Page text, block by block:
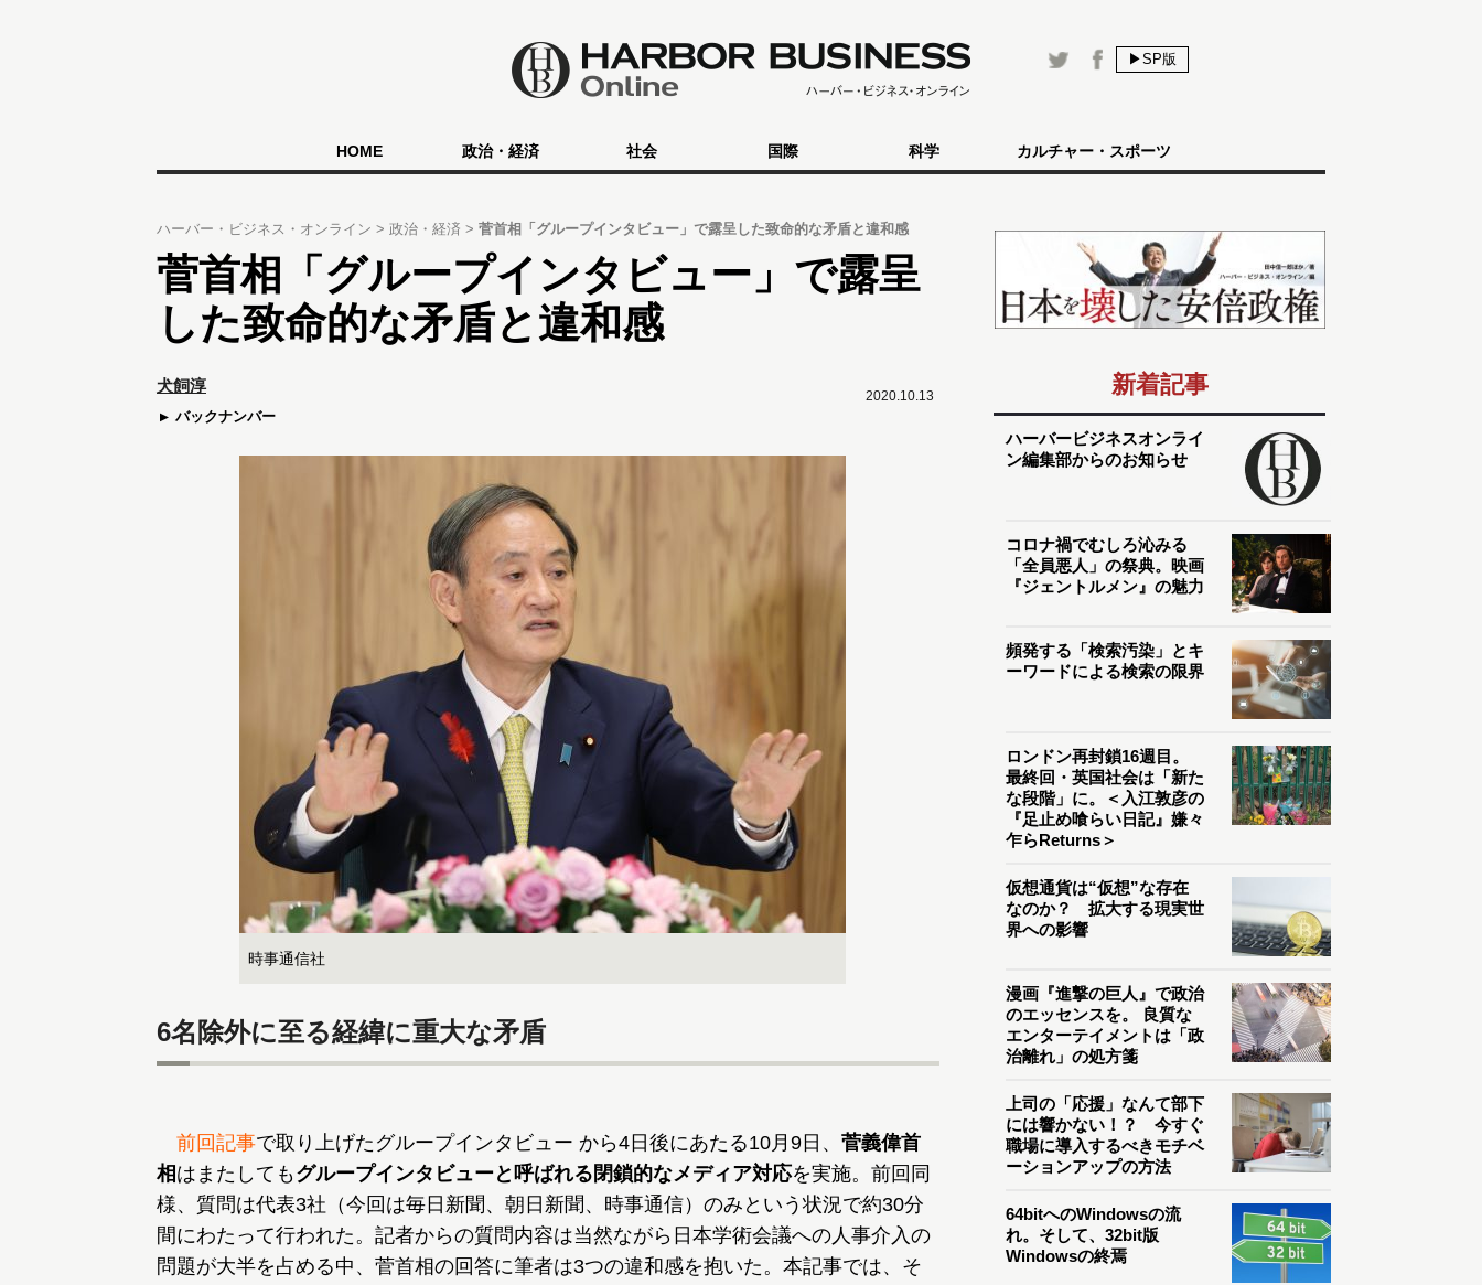
▶SP版
HOME 政治・経済 社会 国際 科学 カルチャー・スポーツ
ハーバー・ビジネス・オンライン 政治・経済 菅首相「グループインタビュー」で露呈した致命的な矛盾と違和感
菅首相「グループインタビュー」で露呈
した致命的な矛盾と違和感
2020.10.13
犬飼淳
バックナンバー
時事通信社
6名除外に至る経緯に重大な矛盾
前回記事で取り上げたグループインタビュー から4日後にあたる10月9日、 菅義偉首
相 はまたしてもグループインタビューと呼ばれる閉鎖的なメディア対応を実施。前回同
様、質問は代表3社（今回は毎日新聞、朝日新聞、時事通信）のみという状況で約30分
間にわたって行われた。記者からの質問内容は当然ながら日本学術会議への人事介入の
問題が大半を占める中、菅首相の回答に筆者は3つの違和感を抱いた。本記事では、そ
新着記事
ハーバービジネスオンライ
ン編集部からのお知らせ
コロナ禍でむしろ沁みる
「全員悪人」の祭典。映画
『ジェントルメン』の魅力
頻発する「検索汚染」とキ
ーワードによる検索の限界
ロンドン再封鎖16週目。
最終回・英国社会は「新た
な段階」に。＜入江敦彦の
『足止め喰らい日記』嫌々
乍らReturns＞
仮想通貨は“仮想”な存在
なのか？ 拡大する現実世
界への影響
漫画『進撃の巨人』で政治
のエッセンスを。 良質な
エンターテイメントは「政
治離れ」の処方箋
上司の「応援」なんて部下
には響かない！？ 今すぐ
職場に導入するべきモチベ
ーションアップの方法
64bitへのWindowsの流
れ。そして、32bit版
Windowsの終焉